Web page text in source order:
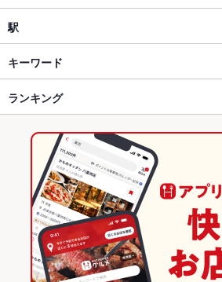
海鮮
熊本市郊外 × 居酒屋
熊本市郊外 × 海鮮
熊本駅前駅 × 居酒屋
熊本駅前駅 × 海鮮
和食全般
熊本市郊外 × 和食
熊本駅周辺・新町・上熊本・田崎
熊本駅周辺・新町・上熊本・田崎 × 居酒屋
熊本駅周辺・新町・上熊本・田崎 × 海鮮
熊本駅周辺・新町・上熊本・田崎 × 和食
熊本駅周辺・新町・上熊本・田崎 × 和食全般
熊本 × 居酒屋
熊本 × 海鮮
駅
熊本駅
熊本駅前駅
田崎橋駅
キーワード
からあげ
ランキング
熊本のグルメランキング
熊本の居酒屋ランキング
熊本の海鮮ランキング
熊本市郊外のグルメランキング
熊本市郊外の居酒屋ランキング